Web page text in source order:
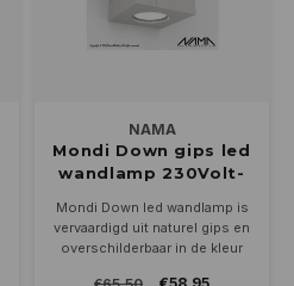
NAMA
Mondi Down gips led
wandlamp 230Volt-
Mondi Down led wandlamp is
vervaardigd uit naturel gips en
overschilderbaar in de kleur